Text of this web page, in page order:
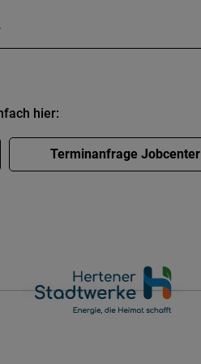
hier:
Terminanfrage Jobcenter